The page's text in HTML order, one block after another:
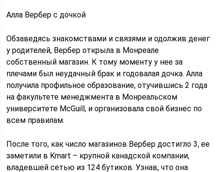
Алла Вербер с дочкой
Обзаведясь знакомствами и связями и одолжив денег
у родителей, Вербер открыла в Монреале
собственный магазин. К тому моменту у нее за
плечами был неудачный брак и годовалая дочка. Алла
получила профильное образование, отучившись 2 года
на факультете менеджмента в Монреальском
университете McGuill, и организовала свой бизнес по
всем правилам.
После того, как число магазинов Вербер достигло 3, ее
заметили в Kmart – крупной канадской компании,
владевшей сетью из 124 бутиков. Узнав, что она